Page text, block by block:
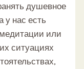
душевное
у нас есть
или
ситуациях